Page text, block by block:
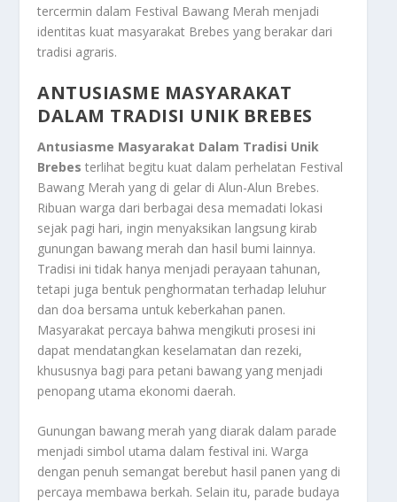
tercermin dalam Festival Bawang Merah menjadi
identitas kuat masyarakat Brebes yang berakar dari
tradisi agraris.
ANTUSIASME MASYARAKAT
DALAM TRADISI UNIK BREBES
Antusiasme Masyarakat Dalam Tradisi Unik
Brebes terlihat begitu kuat dalam perhelatan Festival
Bawang Merah yang di gelar di Alun-Alun Brebes.
Ribuan warga dari berbagai desa memadati lokasi
sejak pagi hari, ingin menyaksikan langsung kirab
gunungan bawang merah dan hasil bumi lainnya.
Tradisi ini tidak hanya menjadi perayaan tahunan,
tetapi juga bentuk penghormatan terhadap leluhur
dan doa bersama untuk keberkahan panen.
Masyarakat percaya bahwa mengikuti prosesi ini
dapat mendatangkan keselamatan dan rezeki,
khususnya bagi para petani bawang yang menjadi
penopang utama ekonomi daerah.
Gunungan bawang merah yang diarak dalam parade
menjadi simbol utama dalam festival ini. Warga
dengan penuh semangat berebut hasil panen yang di
percaya membawa berkah. Selain itu, parade budaya